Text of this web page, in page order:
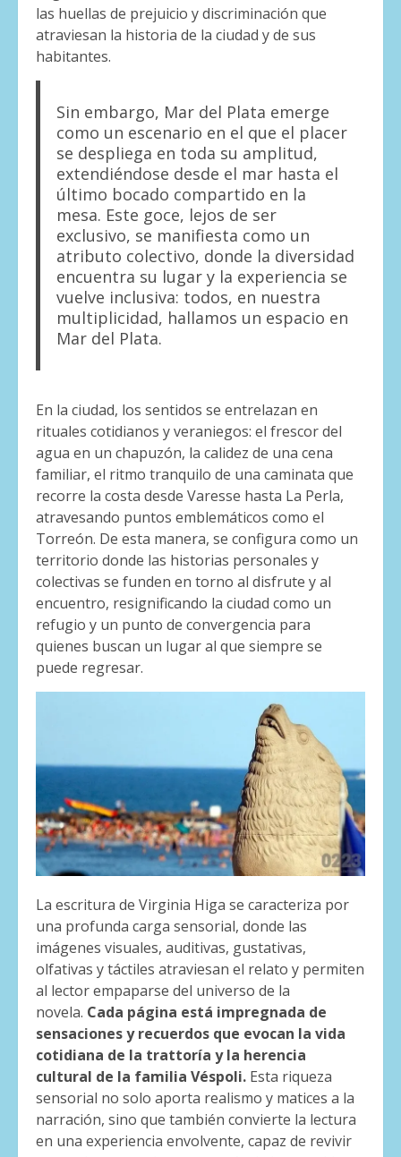
las huellas de prejuicio y discriminación que
atraviesan la historia de la ciudad y de sus
habitantes.
Sin embargo, Mar del Plata emerge
como un escenario en el que el placer
se despliega en toda su amplitud,
extendiéndose desde el mar hasta el
último bocado compartido en la
mesa. Este goce, lejos de ser
exclusivo, se manifiesta como un
atributo colectivo, donde la diversidad
encuentra su lugar y la experiencia se
vuelve inclusiva: todos, en nuestra
multiplicidad, hallamos un espacio en
Mar del Plata.
En la ciudad, los sentidos se entrelazan en
rituales cotidianos y veraniegos: el frescor del
agua en un chapuzón, la calidez de una cena
familiar, el ritmo tranquilo de una caminata que
recorre la costa desde Varesse hasta La Perla,
atravesando puntos emblemáticos como el
Torreón. De esta manera, se configura como un
territorio donde las historias personales y
colectivas se funden en torno al disfrute y al
encuentro, resignificando la ciudad como un
refugio y un punto de convergencia para
quienes buscan un lugar al que siempre se
puede regresar.
La escritura de Virginia Higa se caracteriza por
una profunda carga sensorial, donde las
imágenes visuales, auditivas, gustativas,
olfativas y táctiles atraviesan el relato y permiten
al lector empaparse del universo de la
novela. Cada página está impregnada de
sensaciones y recuerdos que evocan la vida
cotidiana de la trattoría y la herencia
cultural de la familia Véspoli. Esta riqueza
sensorial no solo aporta realismo y matices a la
narración, sino que también convierte la lectura
en una experiencia envolvente, capaz de revivir